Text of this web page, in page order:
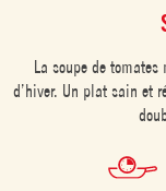
La soupe de
d’hiver. Un plat sain et